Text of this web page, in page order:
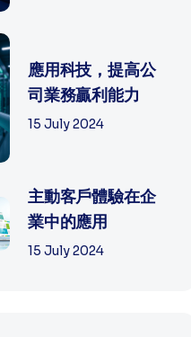
應用科技，提高公
司業務贏利能力
15 July 2024
主動客戶體驗在企
業中的應用
15 July 2024